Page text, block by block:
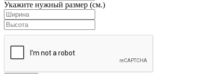
Укажите нужный размер (см.)